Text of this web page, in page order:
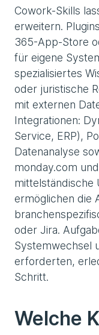
Cowork-Skills
erweitern.
365-App-Store
für eigene
spezialisiertes
oder juristische
mit externen
Integrationen:
Service, ERP),
Datenanalyse
monday.com
mittelständische
ermöglichen die
oder Jira.
Systemwechsel
erforderten,
Schritt.
Welche